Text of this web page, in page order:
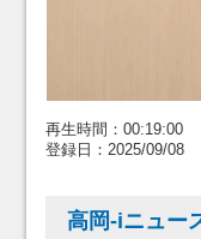
再生時間：00:19:00
登録日：2025/09/08
高岡-iニュー